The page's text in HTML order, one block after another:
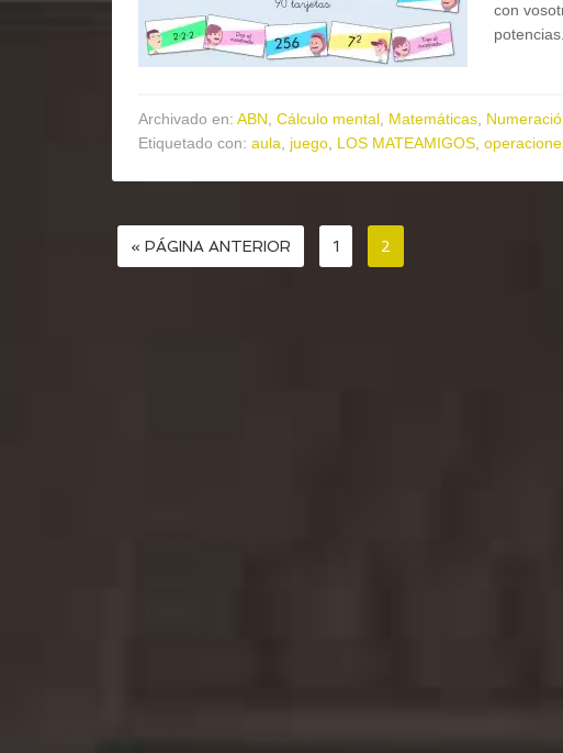
con
Archivado en: ABN Cálculo mental Matemáticas
Etiquetado con: aula juego LOS MATEAMIGOS
« PÁGINA ANTERIOR 1 2